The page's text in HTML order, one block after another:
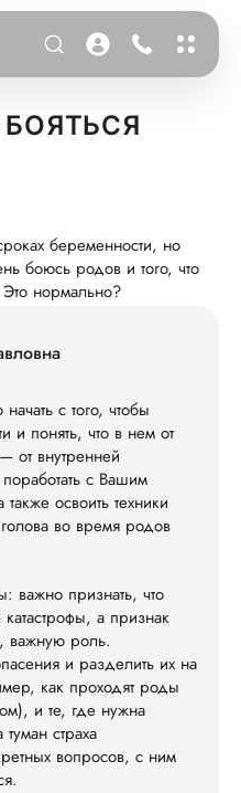
БОЯТЬСЯ
беременности, но
боюсь родов и того, что
нормально?
с того, чтобы
и понять, что в нем от
от внутренней
с Вашим
освоить техники
во время родов
важно признать, что
а признак
важную роль.
и разделить их на
как проходят роды
и те, где нужна
страха
вопросов, с ним